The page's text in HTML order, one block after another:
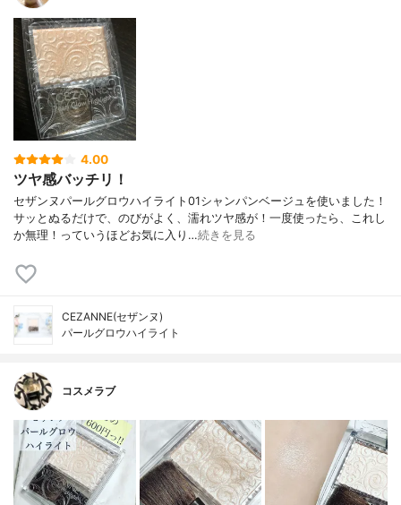
4.00
ツヤ感バッチリ！
セザンヌパールグロウハイライト01シャンパンベージュを使いました！
サッとぬるだけで、のびがよく、濡れツヤ感が！一度使ったら、これし
か無理！っていうほどお気に入り…続きを見る
CEZANNE(セザンヌ)
パールグロウハイライト
コスメラブ